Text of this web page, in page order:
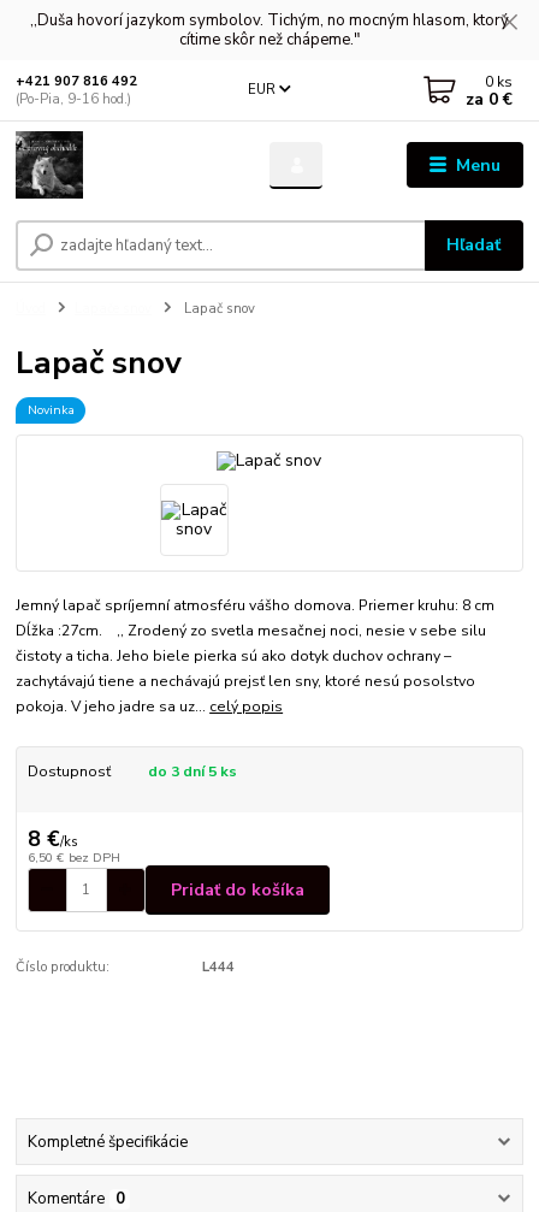
,,Duša hovorí jazykom symbolov. Tichým, no mocným hlasom, ktorý
cítime skôr než chápeme."
Menu
EUR
Hľadať
+421 907 816 492
(Po-Pia, 9-16 hod.)
0 ks
za 0 €
Lapač snov
Lapač snov
Novinka
Jemný lapač spríjemní atmosféru vášho domova. Priemer kruhu: 8 cm
Dĺžka :27cm. ,, Zrodený zo svetla mesačnej noci, nesie v sebe silu
čistoty a ticha. Jeho biele pierka sú ako dotyk duchov ochrany –
zachytávajú tiene a nechávajú prejsť len sny, ktoré nesú posolstvo
pokoja. V jeho jadre sa uz... celý popis
Dostupnosť do 3 dní 5 ks
8 €/ks
6,50 € bez DPH
Pridať do košíka
Číslo produktu: L444
Kompletné špecifikácie
Komentáre 0